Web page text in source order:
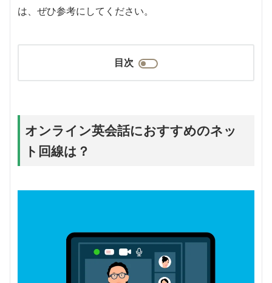
は、ぜひ参考にしてください。
目次
オンライン英会話におすすめのネッ
ト回線は？